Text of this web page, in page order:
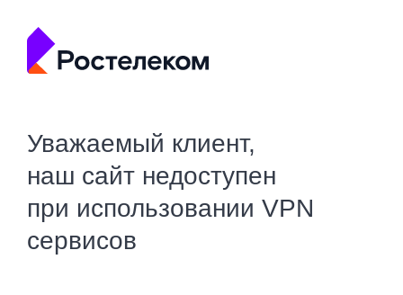
Уважаемый клиент,
наш сайт недоступен
при использовании VPN
сервисов